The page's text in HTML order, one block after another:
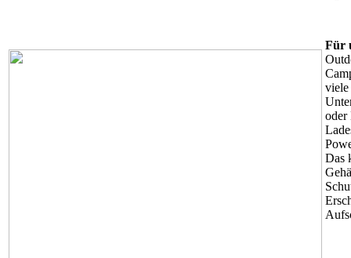
Für
viele
oder
Das